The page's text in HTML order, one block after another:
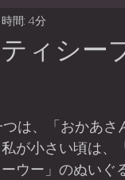
ィシー
間: 4分
が小さい頃は
ウー」のぬい